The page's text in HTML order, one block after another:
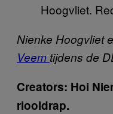
Hoogvliet.
Nienke Hoogvliet
Veem tijdens de
Creators: Hoi
riooldrap.